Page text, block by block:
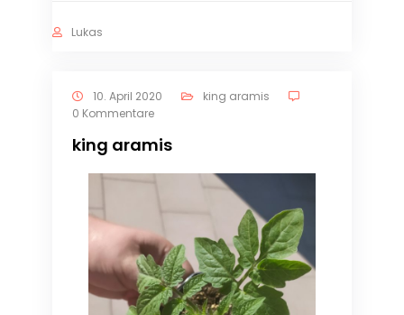
Lukas
10. April 2020
king aramis
0 Kommentare
king aramis